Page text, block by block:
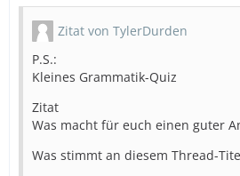
Zitat von TylerDurden
P.S.:
Kleines Grammatik-Quiz
Zitat
Was macht für euch einen guter
Was stimmt an diesem Thread-